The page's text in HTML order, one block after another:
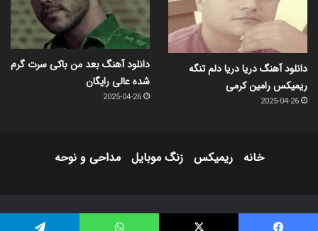
دانلود آهنگ دریا دریا دلم تنگه
ریمیکس رامین کرمی
2025-04-26
دانلود آهنگ بعد من باکی سرت گرم
شده عالی رایگان
2025-04-26
خانه ریمیکس زنگ موبایل مداحی و نوحه